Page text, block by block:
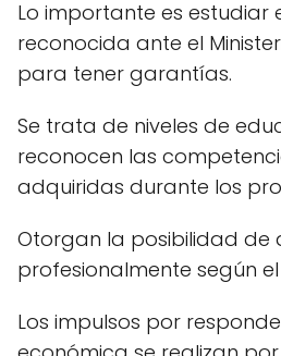
Lo importante es estudiar
reconocida ante el
para tener garantías.
Se trata de niveles de
reconocen las
adquiridas durante los
Otorgan la posibilidad de
profesionalmente según
Los impulsos por